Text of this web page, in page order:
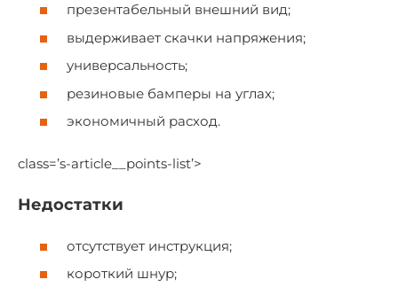
презентабельный внешний вид;
выдерживает скачки напряжения;
универсальность;
резиновые бамперы на углах;
экономичный расход.
class=’s-article__points-list’>
Недостатки
отсутствует инструкция;
короткий шнур;